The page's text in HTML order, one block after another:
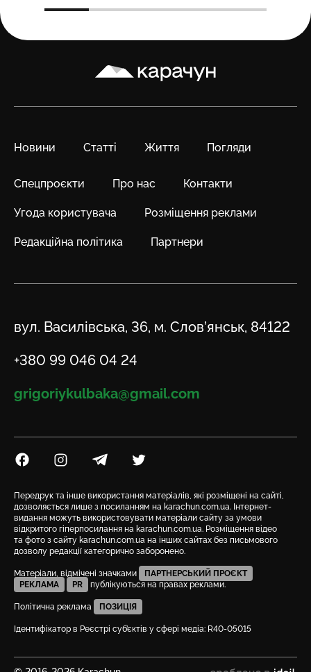
Карачун
Новини Статті Життя Погляди
Спецпроєкти Про нас Контакти
Угода користувача Розміщення реклами
Редакційна політика Партнери
Адреса
вул. Василівська, 36, м. Слов’янськ, 84122
Телефон
+380 99 046 04 24
Email
grigoriykulbaka@gmail.com
Посилання на Facebook
Посилання на Instagram
Посилання на Telegram
Посилання на Twitter
Передрук та інше використання матеріалів, які розміщені на сайті,
дозволяється лише з посиланням на karachun.com.ua. Інтернет-
видання можуть використовувати матеріали сайту за умови
відкритого гіперпосилання на karachun.com.ua. Розміщення відео
та фото з сайту karachun.com.ua на інших сайтах без письмового
дозволу редакції категорично заборонено.
Матеріали, відмічені значками
ПАРТНЕРСЬКИЙ ПРОЄКТ
РЕКЛАМА
PR публікуються на правах реклами.
Політична реклама ПОЗИЦІЯ
Ідентифікатор в Реєстрі суб’єктів у сфері медіа: R40-05015